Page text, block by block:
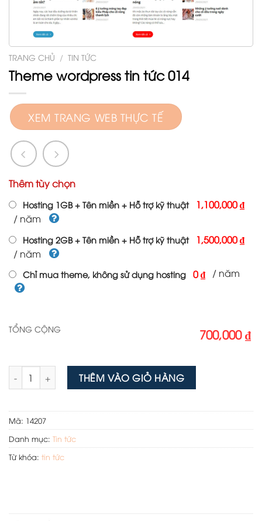
TRANG CHỦ / TIN TỨC
Theme wordpress tin tức 014
XEM TRANG WEB THỰC TẾ
Thêm tùy chọn
Hosting 1GB + Tên miền + Hỗ trợ kỹ thuật
1,100,000 ₫
/ năm
Hosting 2GB + Tên miền + Hỗ trợ kỹ thuật
1,500,000 ₫
/ năm
Chỉ mua theme, không sử dụng hosting 0 ₫ / năm
TỔNG CỘNG 700,000 ₫
Theme wordpress tin tức 014 số lượng
THÊM VÀO GIỎ HÀNG
Mã: 14207
Danh mục: Tin tức
Từ khóa: tin tức